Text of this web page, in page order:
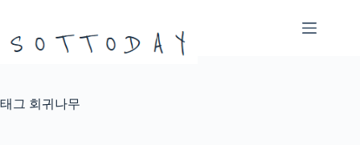
으
뛰
태그 회귀나무